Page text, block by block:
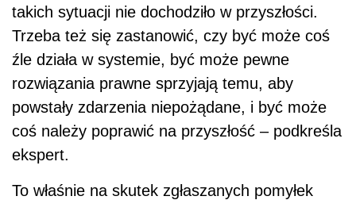
takich sytuacji nie dochodziło w przyszłości.
Trzeba też się zastanowić, czy być może coś
źle działa w systemie, być może pewne
rozwiązania prawne sprzyjają temu, aby
powstały zdarzenia niepożądane, i być może
coś należy poprawić na przyszłość – podkreśla
ekspert.
To właśnie na skutek zgłaszanych pomyłek